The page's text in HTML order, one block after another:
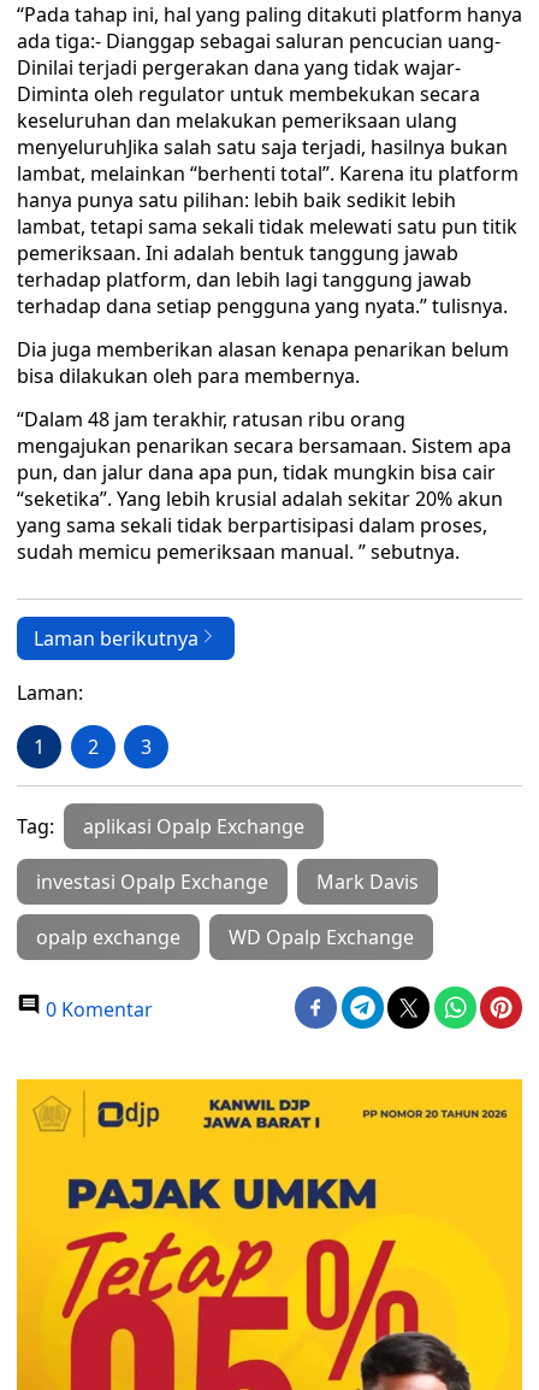
“Pada tahap ini, hal yang paling ditakuti platform hanya
ada tiga:- Dianggap sebagai saluran pencucian uang-
Dinilai terjadi pergerakan dana yang tidak wajar-
Diminta oleh regulator untuk membekukan secara
keseluruhan dan melakukan pemeriksaan ulang
menyeluruhJika salah satu saja terjadi, hasilnya bukan
lambat, melainkan “berhenti total”. Karena itu platform
hanya punya satu pilihan: lebih baik sedikit lebih
lambat, tetapi sama sekali tidak melewati satu pun titik
pemeriksaan. Ini adalah bentuk tanggung jawab
terhadap platform, dan lebih lagi tanggung jawab
terhadap dana setiap pengguna yang nyata.” tulisnya.
Dia juga memberikan alasan kenapa penarikan belum
bisa dilakukan oleh para membernya.
“Dalam 48 jam terakhir, ratusan ribu orang
mengajukan penarikan secara bersamaan. Sistem apa
pun, dan jalur dana apa pun, tidak mungkin bisa cair
“seketika”. Yang lebih krusial adalah sekitar 20% akun
yang sama sekali tidak berpartisipasi dalam proses,
sudah memicu pemeriksaan manual. ” sebutnya.
Laman berikutnya
Laman:
1 2 3
Tag: aplikasi Opalp Exchange
investasi Opalp Exchange Mark Davis
opalp exchange WD Opalp Exchange
0 Komentar